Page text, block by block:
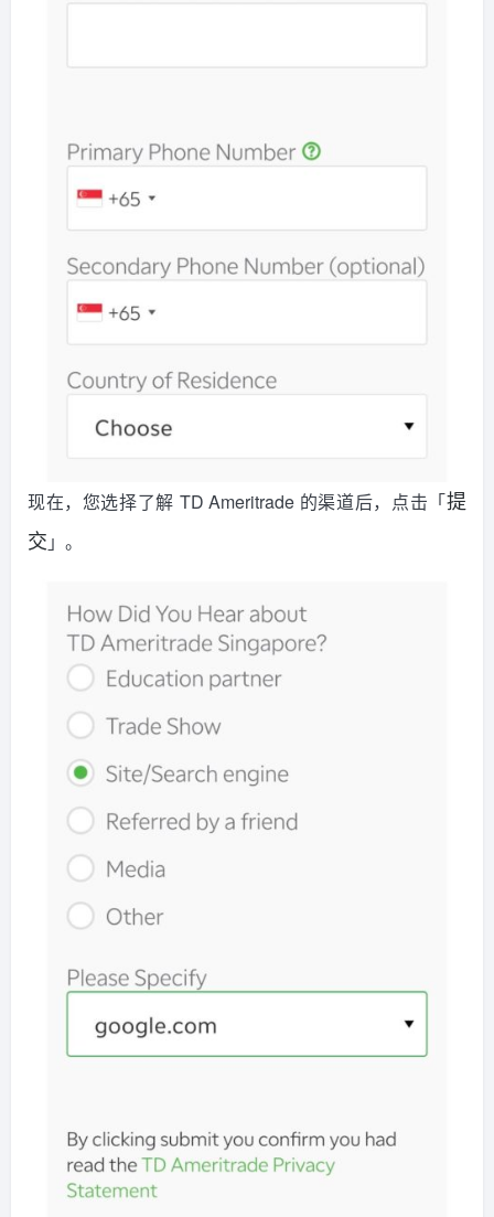
现在，您选择了解 TD Ameritrade 的渠道后，点击「提
交 」。